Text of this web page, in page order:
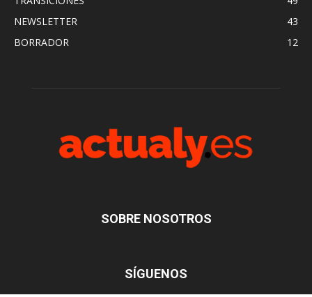
NEWSLETTER
43
BORRADOR
12
SOBRE NOSOTROS
SÍGUENOS